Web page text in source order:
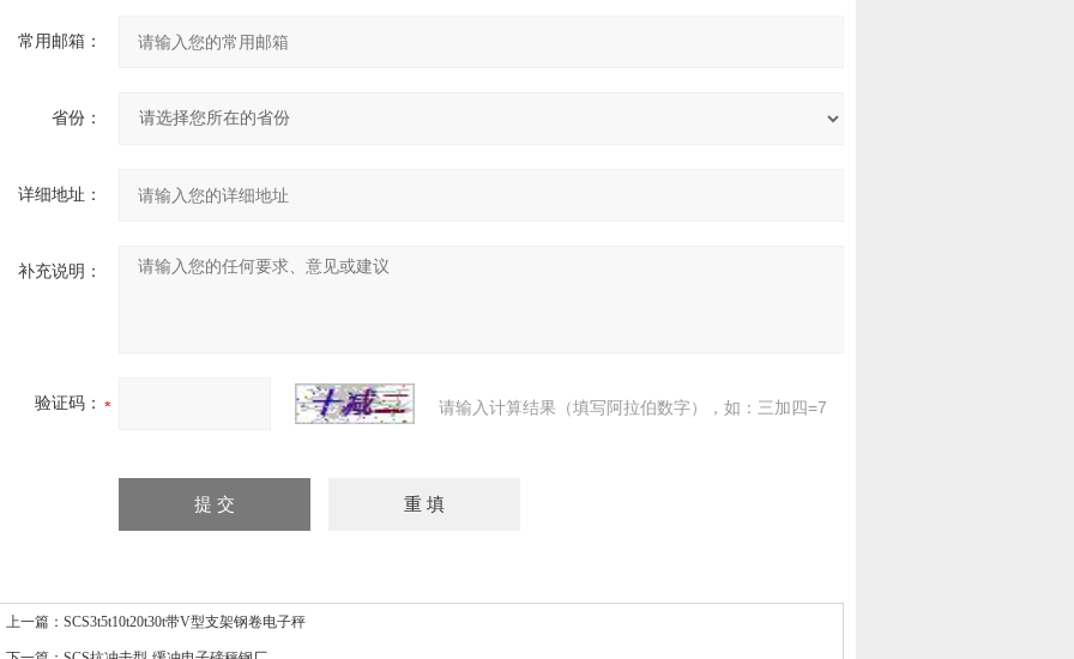
常用邮箱：
省份：
详细地址：
补充说明：
验证码： 请输入计算结果（填写阿拉伯数字），如：三加四=7
上一篇： SCS3t5t10t20t30t带V型支架钢卷电子秤